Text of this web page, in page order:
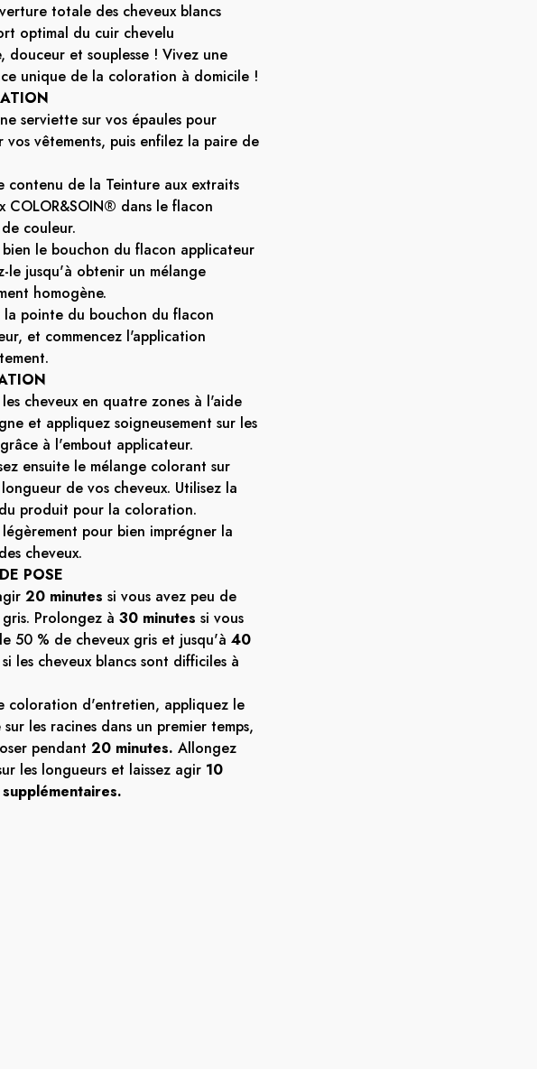
totale des cheveux blancs
optimal du cuir chevelu
douceur et souplesse ! Vivez une
unique de la coloration à domicile !
serviette sur vos épaules pour
vos vêtements, puis enfilez la paire de
contenu de la Teinture aux extraits
COLOR&SOIN® dans le flacon
couleur.
bien le bouchon du flacon applicateur
le jusqu'à obtenir un mélange
homogène.
la pointe du bouchon du flacon
et commencez l'application
cheveux en quatre zones à l'aide
et appliquez soigneusement sur les
à l'embout applicateur.
ensuite le mélange colorant sur
de vos cheveux. Utilisez la
produit pour la coloration.
pour bien imprégner la
cheveux.
POSE
20 minutes si vous avez peu de
Prolongez à 30 minutes si vous
50 % de cheveux gris et jusqu'à 40
si les cheveux blancs sont difficiles à
coloration d'entretien, appliquez le
sur les racines dans un premier temps,
pendant 20 minutes. Allongez
les longueurs et laissez agir 10